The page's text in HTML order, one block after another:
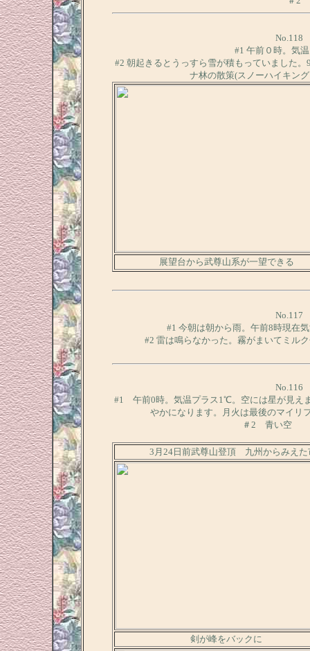
No.118
#1 午前０時。気
#2 朝起きるとうっすら雪が積もっていました
ナ林の散策(スノーハイキン
展望台から武尊山系が一望できる
No.117
#1 今朝は朝から雨。午前8時現在
#2 雷は鳴らなかった。霧がまいてミル
No.116
#1 午前0時。気温プラス1℃。空には星が見え
やかになります。月火は最後のマイ
＃2 青い空
3月24日前武尊山登頂 九州からみえ
剣が峰をバックに